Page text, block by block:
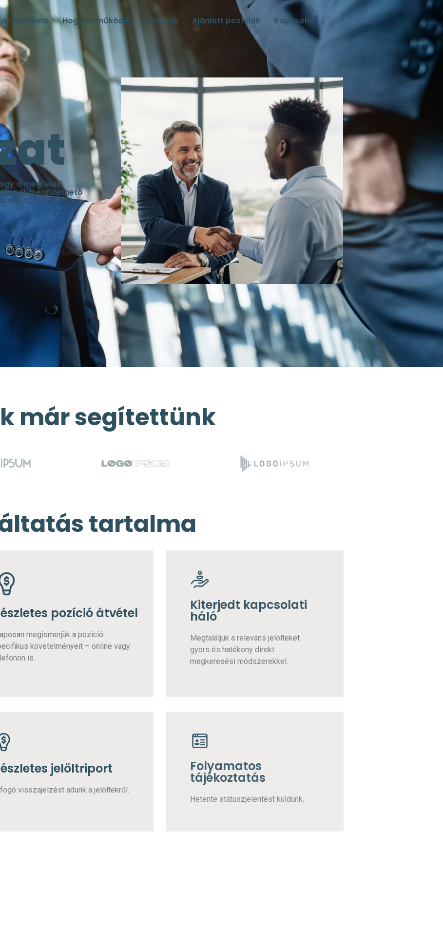
tartalma Hogyan működik? Előnyök Ajánlott pozíciók Kapcsolat
a megfelelő
megfizethető
már segítettünk
tartalma
pozíció átvétel
megismerjük a pozíció
követelményeit – online vagy
is.
Kiterjedt kapcsolati
háló
Megtaláljuk a releváns jelölteket
gyors és hatékony direkt
megkeresési módszerekkel.
jelöltriport
visszajelzést adunk a jelöltekről.
Folyamatos
tájékoztatás
Hetente státuszjelentést küldünk.